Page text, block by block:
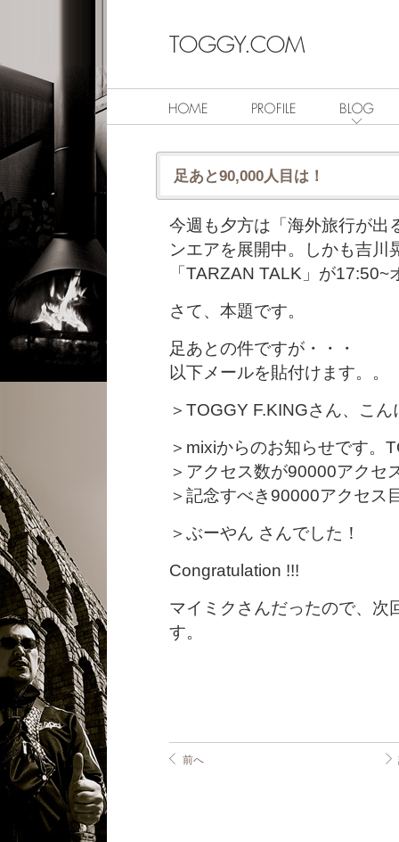
足あと90,000人目は！
今週も夕方は「海外旅行が出
ンエアを展開中。しかも吉川
「TARZAN TALK」が
さて、本題です。
足あとの件ですが・・・
以下メールを貼付けます。。
＞TOGGY F.KINGさん、こん
＞mixiからのお知らせです。
＞アクセス数が90000アクセ
＞記念すべき90000アクセス
＞ぶーやん さんでした！
Congratulation !!!
マイミクさんだったので、次
す。
前へ